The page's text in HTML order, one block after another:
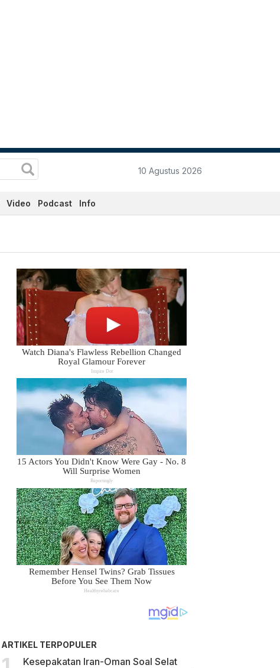
10 Agustus 2026
Video Podcast Info
ARTIKEL TERPOPULER
Kesepakatan Iran-Oman Soal Selat